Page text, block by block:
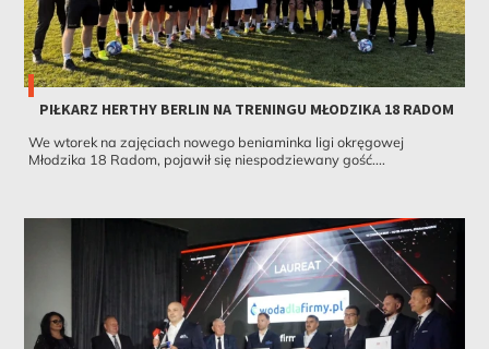
PIŁKARZ HERTHY BERLIN NA TRENINGU MŁODZIKA 18 RADOM
We wtorek na zajęciach nowego beniaminka ligi okręgowej
Młodzika 18 Radom, pojawił się niespodziewany gość....